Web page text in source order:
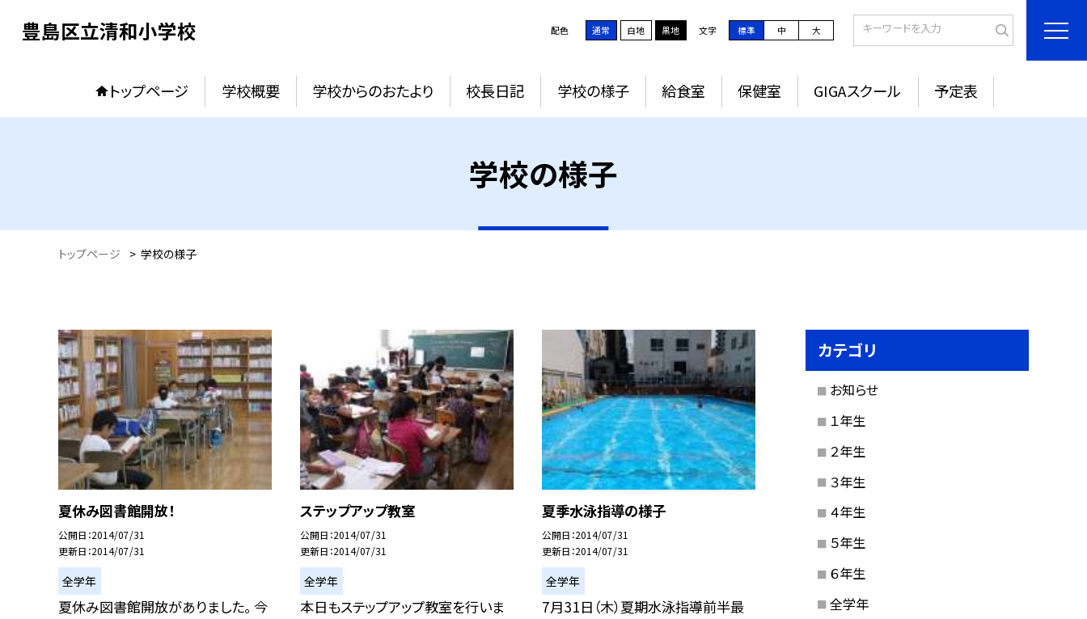
豊島区立清和小学校 配色 通常 白地 黒地 文字 標準 中 大
トップページ 学校概要 学校からのおたより 校長日記 学校の様子 給食室 保健室 GIGAスクール 予定表
学校の様子
トップページ > 学校の様子
夏休み図書館開放！
公開日 2014/07/31
更新日 2014/07/31
全学年
夏休み図書館開放がありました。 今
ステップアップ教室
公開日 2014/07/31
更新日 2014/07/31
全学年
本日もステップアップ教室を行いま
夏季水泳指導の様子
公開日 2014/07/31
更新日 2014/07/31
全学年
7月31日（木）夏期水泳指導前半最
カテゴリ
お知らせ
１年生
２年生
３年生
４年生
５年生
６年生
全学年